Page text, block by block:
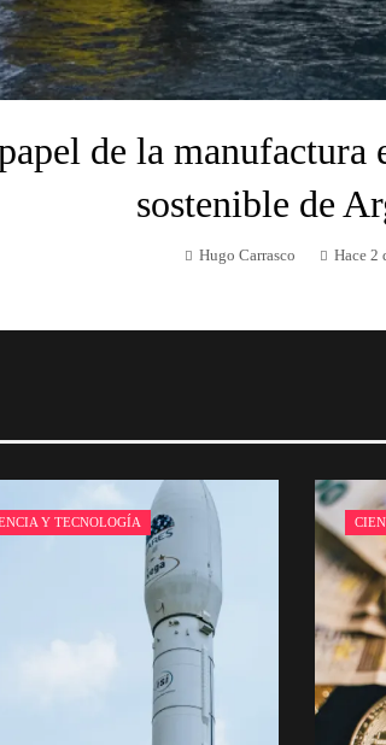
de la manufactura
sostenible de
Hugo Carrasco Hace 2
Y TECNOLOGÍA